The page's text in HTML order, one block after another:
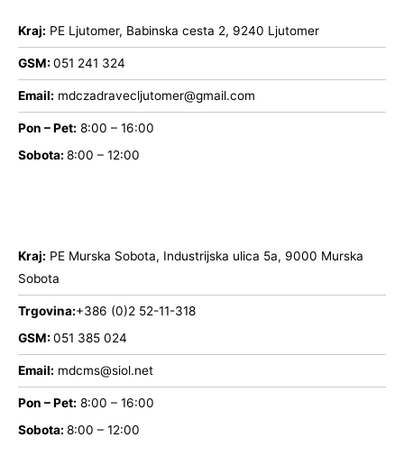
Kraj: PE Ljutomer, Babinska cesta 2, 9240 Ljutomer
GSM: 051 241 324
Email: mdczadravecljutomer@gmail.com
Pon – Pet: 8:00 – 16:00
Sobota: 8:00 – 12:00
Kraj: PE Murska Sobota, Industrijska ulica 5a, 9000 Murska
Sobota
Trgovina:+386 (0)2 52-11-318
GSM: 051 385 024
Email: mdcms@siol.net
Pon – Pet: 8:00 – 16:00
Sobota: 8:00 – 12:00